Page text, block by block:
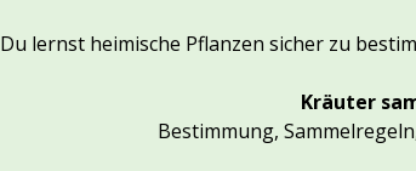
Du lernst heimische Pflanzen sicher zu
Kräuter
Bestimmung,